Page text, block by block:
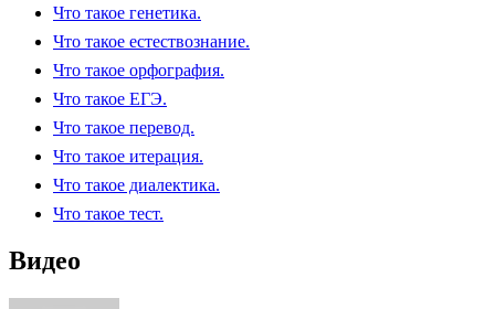
Что такое генетика.
Что такое естествознание.
Что такое орфография.
Что такое ЕГЭ.
Что такое перевод.
Что такое итерация.
Что такое диалектика.
Что такое тест.
Видео